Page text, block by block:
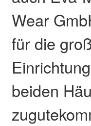
Wear
für die
beiden